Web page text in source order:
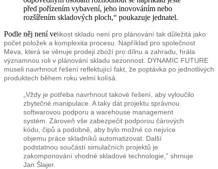
před pořízením vybavení, jeho inovováním nebo
rozšířením skladových ploch,“ poukazuje jednatel.
Podle něj není velikost skladu není pro plánování tak důležitá jako
počet položek a komplexita procesu. Například pro společnost
Meva, která se věnuje prodeji zboží pro dílnu a zahradu, hrála
významnou roli v plánování skladu sezonnost. DYNAMIC FUTURE
museli navrhnout řešení reflektující fakt, že poptávka po jednotlivých
produktech během roku velmi kolísá.
„Vždy je potřeba navrhnout takové řešení, aby vyloučilo
zbytečné manipulace. A taky dát projektu správnou
softwarovou podporu a warehouse management
systém. Zároveň vše zabezpečit podporou čárových
kódu, čipů a podobně, aby bylo možné co nejvíce
objemu práce skladníků automatizovat. Další
podstatnou součástí simulačních projektů je
zakomponování vhodné skladové technologie,“ shrnuje
Jan Šlajer.